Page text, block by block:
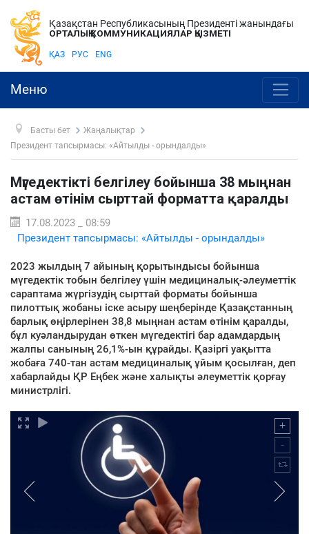
Қазақстан Республикасының Президенті жанындағы
ОРТАЛЫҚ КОММУНИКАЦИЯЛАР ҚЫЗМЕТІ
ҚАЗ РУС ENG
Меню
Басты бет
Жаңалықтар
Президент тапсырмасы: «Айтылды - орындалды»
Мүгедектікті белгілеу бойынша 38 мыңнан
астам өтінім сырттай форматта қаралды
17.08.2023 _ 08:59
Президент тапсырмасы: «Айтылды - орындалды»
2023 жылдың 7 айының қорытындысы бойынша
мүгедектік тобын белгілеу үшін медициналық-әлеуметтік
сараптама жүргізудің сырттай форматы бойынша
пилоттық жобаны іске асыру шеңберінде Қазақстанның
барлық өңірлерінен 38,8 мыңнан астам өтінім қаралды,
бұл куәландырудан өткен мүгедектігі бар адамдардың
жалпы санының 26,1%-ын құрайды. Қазіргі уақытта
жобаға 740-тан астам медициналық ұйым қосылған, деп
хабарлайды ҚР Еңбек және халықты әлеуметтік қорғау
министрлігі.